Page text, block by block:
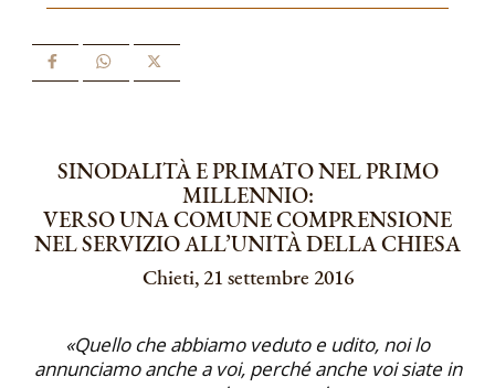
SINODALITÀ E PRIMATO NEL PRIMO
MILLENNIO:
VERSO UNA COMUNE COMPRENSIONE
NEL SERVIZIO ALL’UNITÀ DELLA CHIESA
Chieti, 21 settembre 2016
«Quello che abbiamo veduto e udito, noi lo
annunciamo anche a voi, perché anche voi siate in